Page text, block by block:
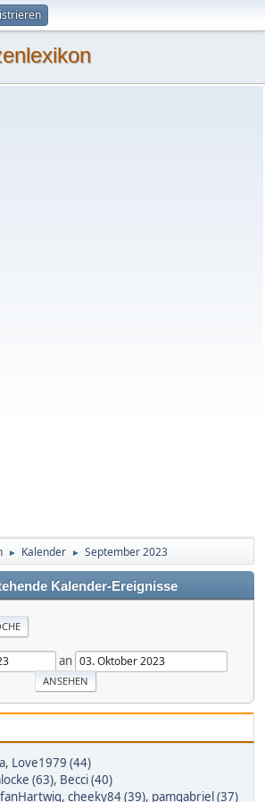
► Kalender ► September 2023
Kalender-Ereignisse
an
, Love1979 (44)
(63), Becci (40)
, cheeky84 (39), pamgabriel (37)